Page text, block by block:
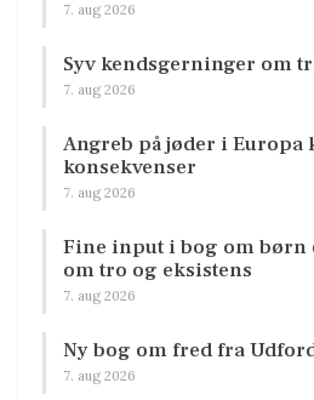
7. aug 2026
Syv kendsgerninger om
7. aug 2026
Angreb på jøder i Europa
konsekvenser
7. aug 2026
Fine input i bog om børn
om tro og eksistens
7. aug 2026
Ny bog om fred fra
7. aug 2026